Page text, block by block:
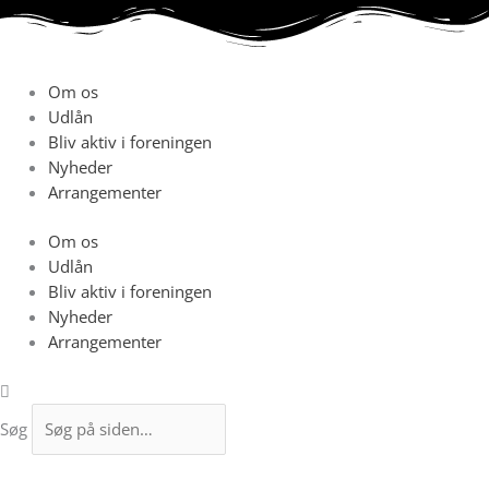
Gå
Om os
Udlån
Bliv aktiv i foreningen
Nyheder
Arrangementer
Om os
Udlån
Bliv aktiv i foreningen
Nyheder
Arrangementer
Søg